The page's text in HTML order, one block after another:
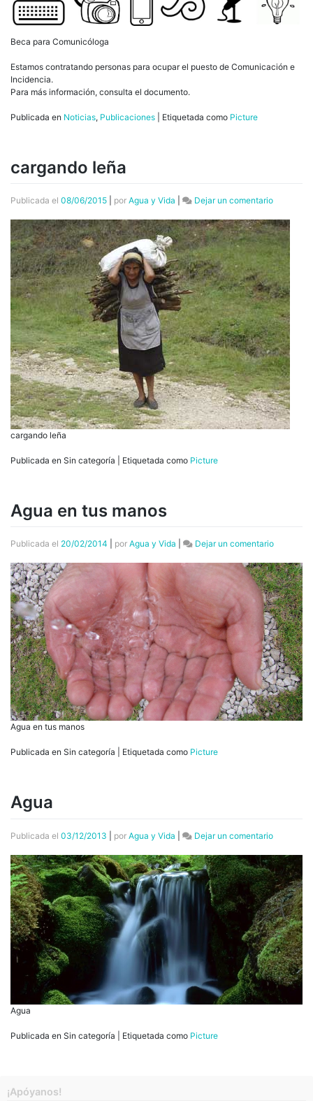
Beca para Comunicóloga
Estamos contratando personas para ocupar el puesto de Comunicación e
Incidencia.
Para más información, consulta el documento.
Publicada en Noticias, Publicaciones Etiquetada como Picture
cargando leña
Publicada el 08/06/2015 por Agua y Vida Dejar un comentarioen
leña
cargando leña
Publicada en Sin categoría Etiquetada como Picture
Agua en tus manos
Publicada el 20/02/2014 por Agua y Vida Dejar un comentarioen
en
tus
manos
Agua en tus manos
Publicada en Sin categoría Etiquetada como Picture
Agua
Publicada el 03/12/2013 por Agua y Vida Dejar un comentarioen
Agua
Publicada en Sin categoría Etiquetada como Picture
¡Apóyanos!